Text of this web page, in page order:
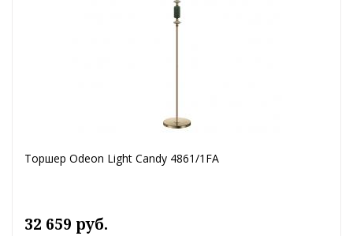
Торшер Odeon Light Candy 4861/1FA
32 659 руб.